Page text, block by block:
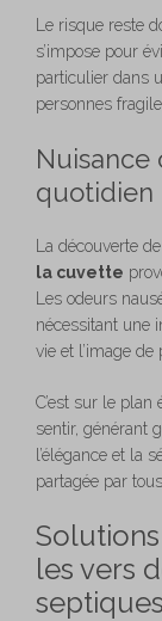
Le risque reste
s’impose pour
particulier dans
personnes
quotidien
La découverte de
la cuvette
Les odeurs
nécessitant une
vie et l’image de
C’est sur le
sentir, générant
l’élégance et la
partagée par
les vers
septiques